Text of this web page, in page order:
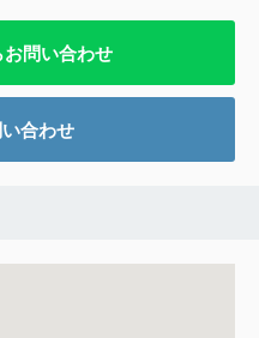
お問い合わせ
合わせ